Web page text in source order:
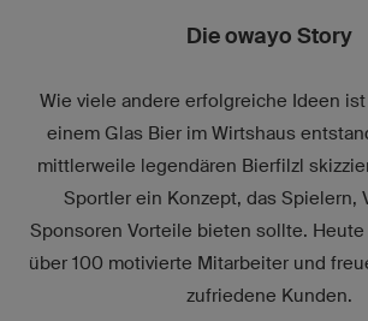
Die owayo Story
Wie viele andere erfolgreiche Ideen
einem Glas Bier im Wirtshaus
mittlerweile legendären Bierfilzl
Sportler ein Konzept, das Spielern,
Sponsoren Vorteile bieten sollte.
über 100 motivierte Mitarbeiter und
zufriedene Kunden.